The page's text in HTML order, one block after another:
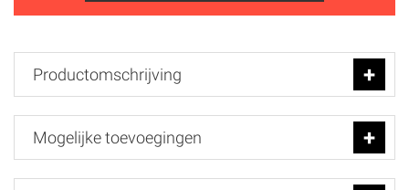
Productomschrijving
Mogelijke toevoegingen